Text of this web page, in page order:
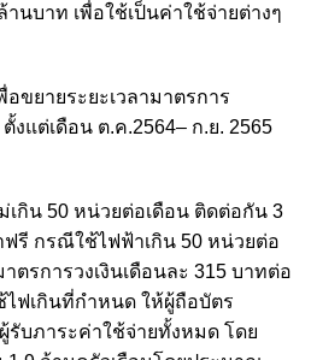
านบาท เพื่อใช้เป็นค่าใช้จ่ายต่างๆ
อขยายระยะเวลามาตรการ
งแต่เดือน ต.ค.2564– ก.ย. 2565
กิน 50 หน่วยต่อเดือน ติดต่อกัน 3
รี กรณีใช้ไฟฟ้าเกิน 50 หน่วยต่อ
ตรการวงเงินเดือนละ 315 บาทต่อ
ฟเกินที่กำหนด ให้ผู้ถือบัตร
รับภาระค่าใช้จ่ายทั้งหมด โดย